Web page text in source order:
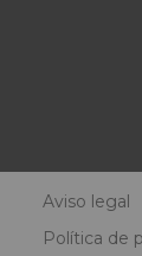
Aviso legal
Política de